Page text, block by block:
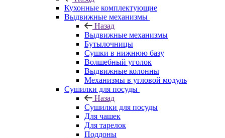
Кухонные комплектующие
Выдвижные механизмы
Назад
Выдвижные механизмы
Бутылочницы
Сушки в нижнюю базу
Волшебный уголок
Выдвижные колонны
Механизмы в угловой модуль
Сушилки для посуды
Назад
Сушилки для посуды
Для чашек
Для тарелок
Поддоны